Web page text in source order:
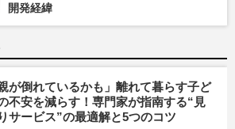
開発経緯
親が倒れているかも」離れて暮らす子ど
不安を減らす！専門家が指南する“見
サービス”の最適解と5つのコツ